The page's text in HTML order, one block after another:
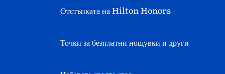
Отстъпката на Hilton Honors
Точки за безплатни нощувки и други